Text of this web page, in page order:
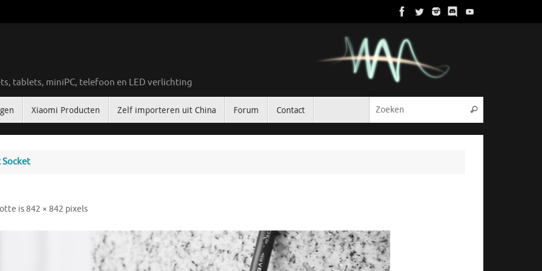
tablets, miniPC, telefoon en LED verlichting
Xiaomi Producten Zelf importeren uit China Forum Contact Zoeken
is842 × 842 pixels